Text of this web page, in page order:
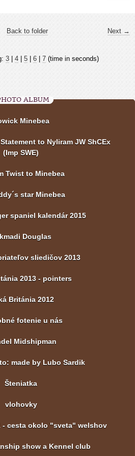
Next →
Back to folder
3| 4| 5| 6| 7(time in seconds)
ALBUM
Minebea
Statement to Nyliram JW ShCEx
(Imp SWE)
Twist to Minebea
star Minebea
spaniel kalendár 2015
Douglas
sliedičov 2013
2013 - pointers
Británia 2012
fotenie u nás
Midshipman
made by Lubo Sardik
Šteniatka
vlohovky
- cesta okolo "sveta" welshov
show a Kennel club